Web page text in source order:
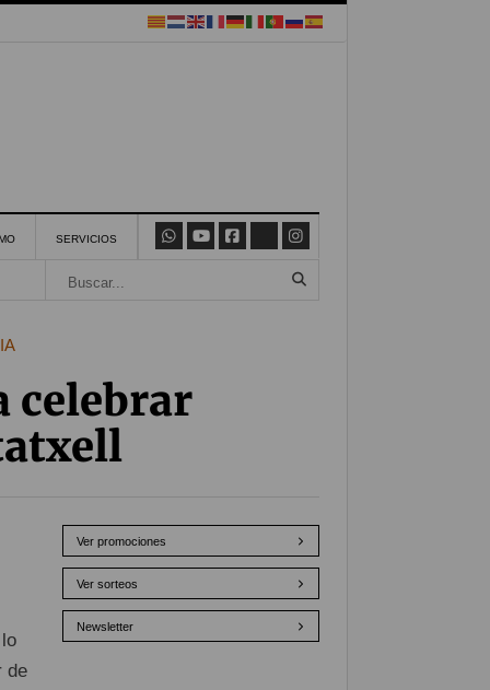
SERVICIOS
celebrar
de
Ver promociones
Ver sorteos
Newsletter